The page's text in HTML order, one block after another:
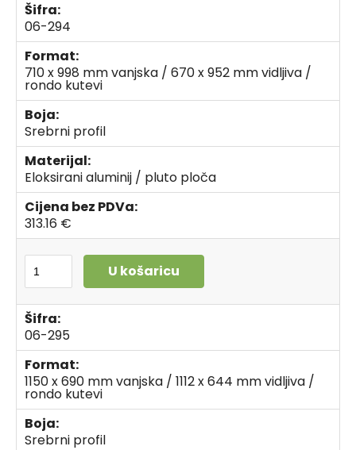
Šifra:
06-294
Format:
710 x 998 mm vanjska / 670 x 952 mm vidljiva /
rondo kutevi
Boja:
Srebrni profil
Materijal:
Eloksirani aluminij / pluto ploča
Cijena bez PDVa:
313.16 €
U košaricu
Šifra:
06-295
Format:
1150 x 690 mm vanjska / 1112 x 644 mm vidljiva /
rondo kutevi
Boja:
Srebrni profil